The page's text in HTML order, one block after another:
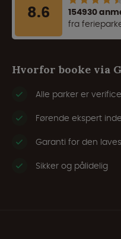
8.6
154930
fra
Hvorfor booke via
Alle parker er
Førende ekspert
Garanti for den
Sikker og pålidelig